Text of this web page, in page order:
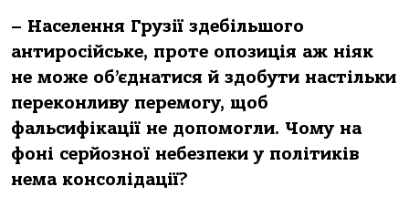
– Населення Грузії здебільшого
антиросійське, проте опозиція аж ніяк
не може об’єднатися й здобути настільки
переконливу перемогу, щоб
фальсифікації не допомогли. Чому на
фоні серйозної небезпеки у політиків
нема консолідації?